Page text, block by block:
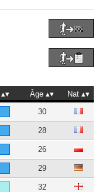
Âge
Nat
30
28
26
29
32